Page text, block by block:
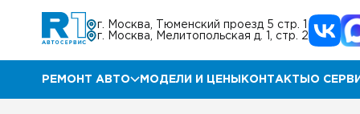
г. Москва, Тюменский проезд 5 стр. 1
г. Москва, Мелитопольская д. 1, стр. 2
РЕМОНТ АВТО МОДЕЛИ И ЦЕНЫ КОНТАКТЫ О